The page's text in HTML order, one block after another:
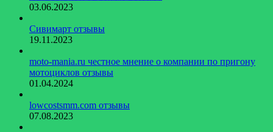
03.06.2023
Сивимарт отзывы
19.11.2023
moto-mania.ru честное мнение о компании по пригону
мотоциклов отзывы
01.04.2024
lowcostsmm.com отзывы
07.08.2023